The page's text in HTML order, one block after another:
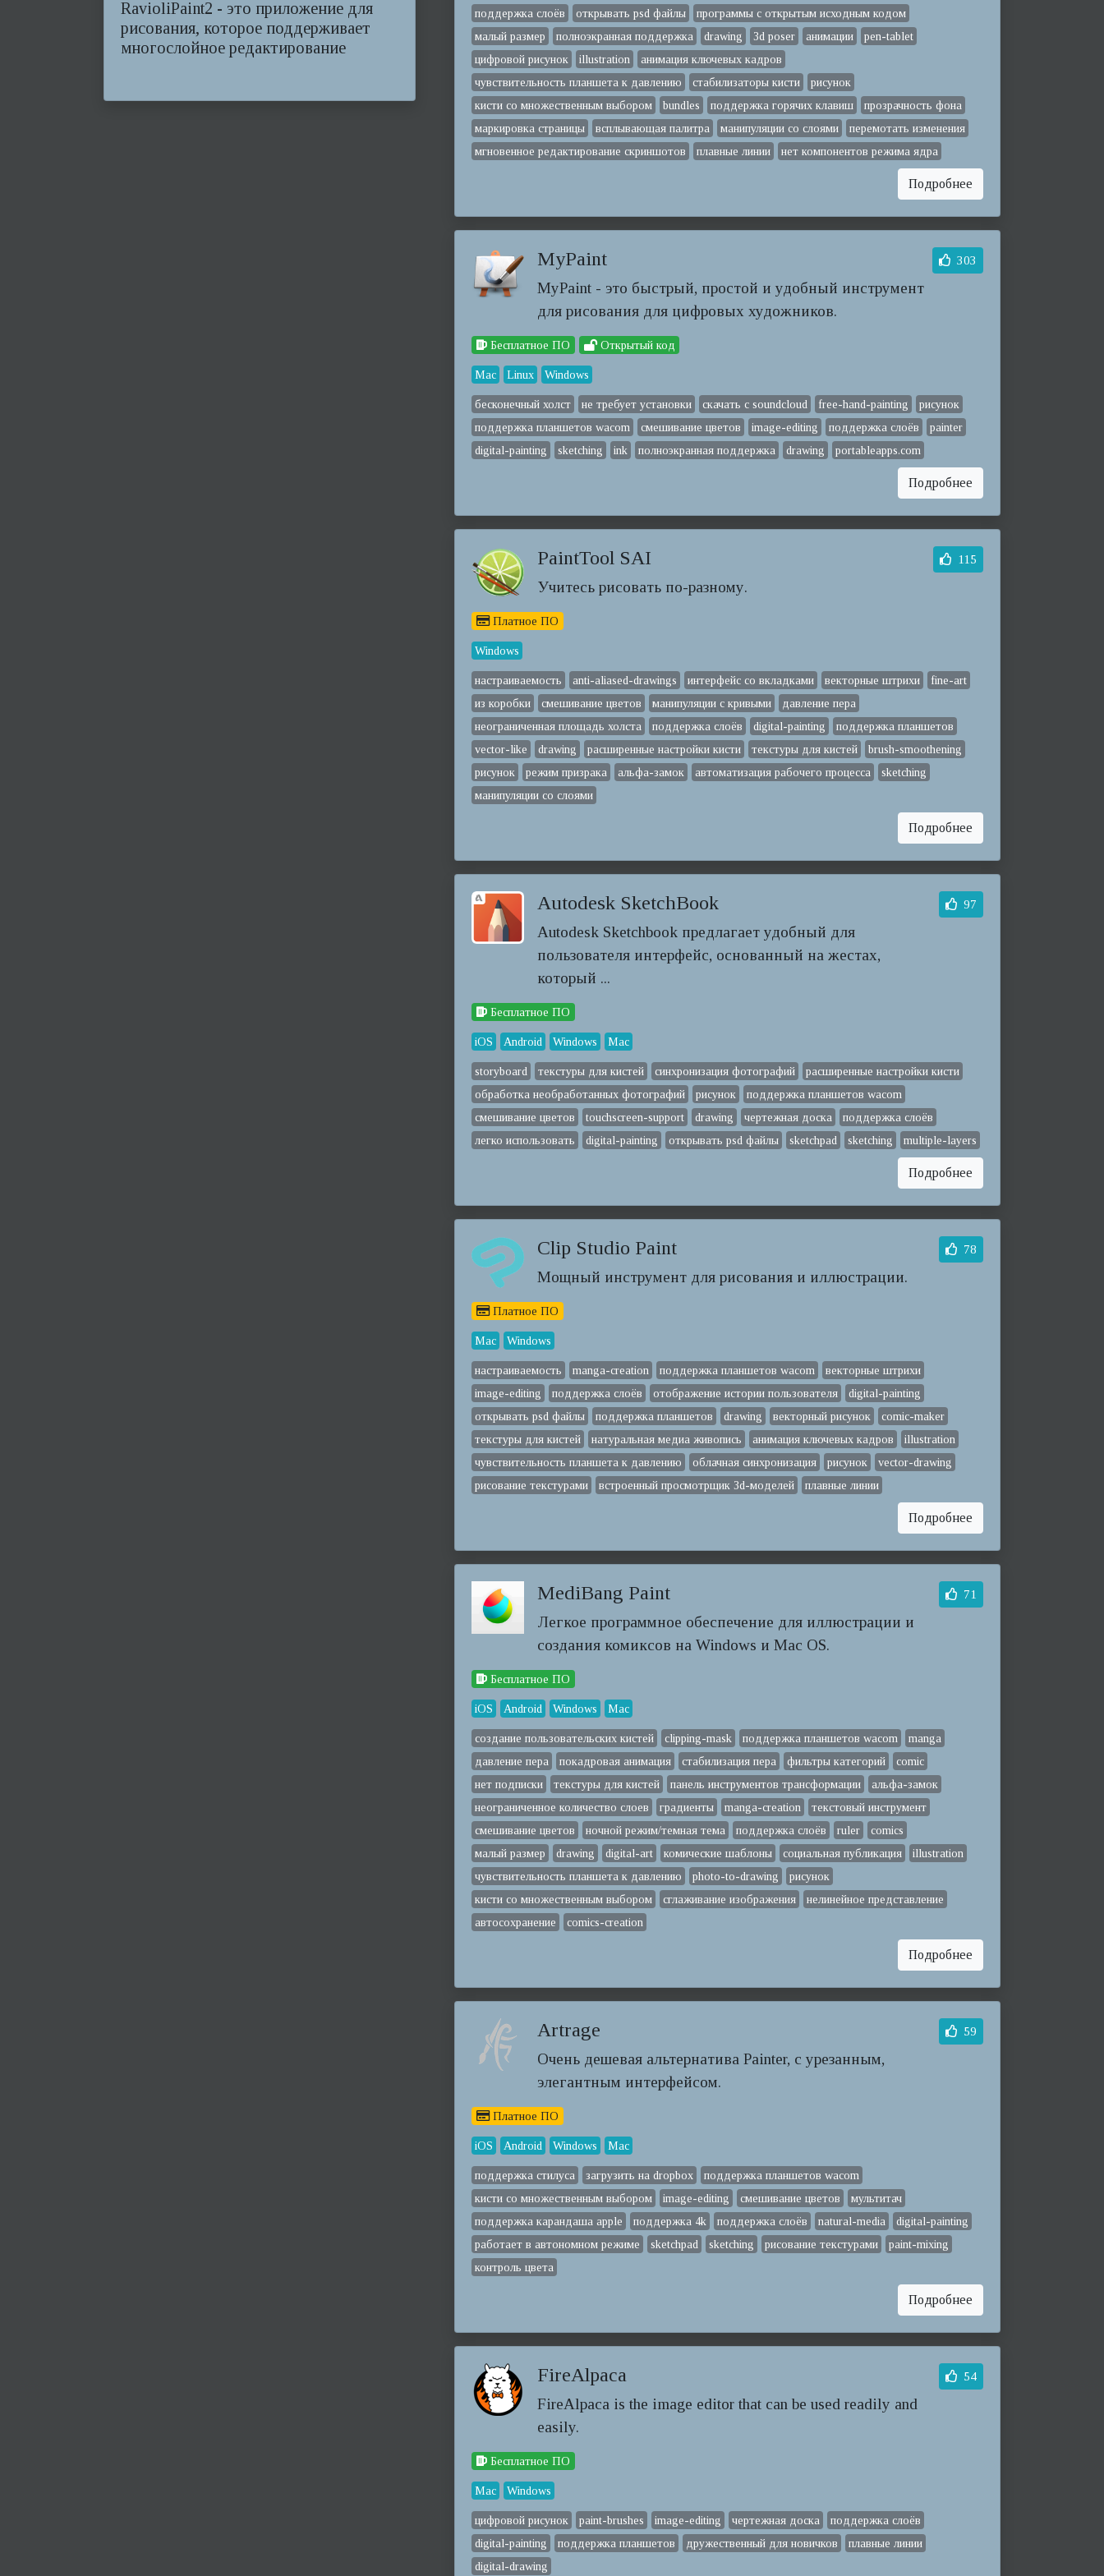
RavioliPaint2 - это приложение для
рисования, которое поддерживает
многослойное редактирование
поддержка слоёв открывать psd файлы
программы с открытым исходным кодом
малый размер
полноэкранная поддержка drawing 3d poser анимации
pen-tablet
цифровой рисунок
illustration
анимация ключевых кадров
чувствительность планшета к давлению
стабилизаторы кисти
рисунок
кисти со множественным выбором
bundles поддержка горячих клавиш
прозрачность фона
маркировка страницы
всплывающая палитра манипуляции со слоями
перемотать изменения
мгновенное редактирование скриншотов
плавные линии нет компонентов режима ядра
Подробнее
MyPaint
MyPaint - это быстрый, простой и удобный инструмент
для рисования для цифровых художников.
303
Бесплатное ПО Открытый код
Mac Linux Windows
бесконечный холст не требует установки скачать с soundcloud free-hand-painting
рисунок
поддержка планшетов wacom
смешивание цветов image-editing поддержка слоёв
painter
digital-painting
sketching ink полноэкранная поддержка drawing portableapps.com
Подробнее
PaintTool SAI
Учитесь рисовать по-разному.
115
Платное ПО
Windows
настраиваемость anti-aliased-drawings интерфейс со вкладками векторные штрихи
fine-art
из коробки
смешивание цветов манипуляции с кривыми
давление пера
неограниченная площадь холста
поддержка слоёв digital-painting
поддержка планшетов
vector-like
drawing расширенные настройки кисти текстуры для кистей
brush-smoothening
рисунок
режим призрака альфа-замок автоматизация рабочего процесса
sketching
манипуляции со слоями
Подробнее
Autodesk SketchBook
Autodesk Sketchbook предлагает удобный для
пользователя интерфейс, основанный на жестах,
который ...
97
Бесплатное ПО
iOS Android Windows Mac
storyboard текстуры для кистей синхронизация фотографий
расширенные настройки кисти
обработка необработанных фотографий
рисунок
поддержка планшетов wacom
смешивание цветов
touchscreen-support drawing чертежная доска
поддержка слоёв
легко использовать
digital-painting открывать psd файлы sketchpad sketching multiple-layers
Подробнее
Clip Studio Paint
Мощный инструмент для рисования и иллюстрации.
78
Платное ПО
Mac Windows
настраиваемость manga-creation поддержка планшетов wacom
векторные штрихи
image-editing
поддержка слоёв отображение истории пользователя
digital-painting
открывать psd файлы
поддержка планшетов drawing векторный рисунок
comic-maker
текстуры для кистей
натуральная медиа живопись анимация ключевых кадров
illustration
чувствительность планшета к давлению
облачная синхронизация рисунок
vector-drawing
рисование текстурами
встроенный просмотрщик 3d-моделей плавные линии
Подробнее
MediBang Paint
Легкое программное обеспечение для иллюстрации и
создания комиксов на Windows и Mac OS.
71
Бесплатное ПО
iOS Android Windows Mac
создание пользовательских кистей clipping-mask поддержка планшетов wacom
manga
давление пера
покадровая анимация стабилизация пера фильтры категорий
comic
нет подписки
текстуры для кистей панель инструментов трансформации
альфа-замок
неограниченное количество слоев
градиенты manga-creation
текстовый инструмент
смешивание цветов
ночной режим/темная тема поддержка слоёв ruler
comics
малый размер
drawing digital-art комические шаблоны социальная публикация
illustration
чувствительность планшета к давлению
photo-to-drawing
рисунок
кисти со множественным выбором
сглаживание изображения
нелинейное представление
автосохранение
comics-creation
Подробнее
Artrage
Очень дешевая альтернатива Painter, с урезанным,
элегантным интерфейсом.
59
Платное ПО
iOS Android Windows Mac
поддержка стилуса загрузить на dropbox
поддержка планшетов wacom
кисти со множественным выбором
image-editing смешивание цветов
мультитач
поддержка карандаша apple
поддержка 4k поддержка слоёв natural-media
digital-painting
работает в автономном режиме
sketchpad sketching рисование текстурами
paint-mixing
контроль цвета
Подробнее
FireAlpaca
FireAlpaca is the image editor that can be used readily and
easily.
54
Бесплатное ПО
Mac Windows
цифровой рисунок paint-brushes image-editing чертежная доска
поддержка слоёв
digital-painting
поддержка планшетов дружественный для новичков
плавные линии
digital-drawing